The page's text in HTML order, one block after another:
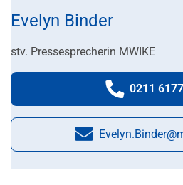
Evelyn Binder
stv. Pressesprecherin MWIKE
0211
E-